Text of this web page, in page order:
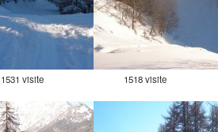
1531 visite 1518 visite